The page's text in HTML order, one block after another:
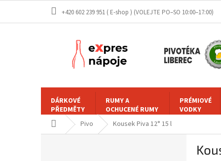
obsah
+420 602 239 951 ( E-shop )
DÁRKOVÉ
PŘEDMĚTY
RUMY A
OCHUCENÉ RUMY
PRÉMIOVÉ
VODKY
Domů Pivo Kousek Piva 12° 15 l